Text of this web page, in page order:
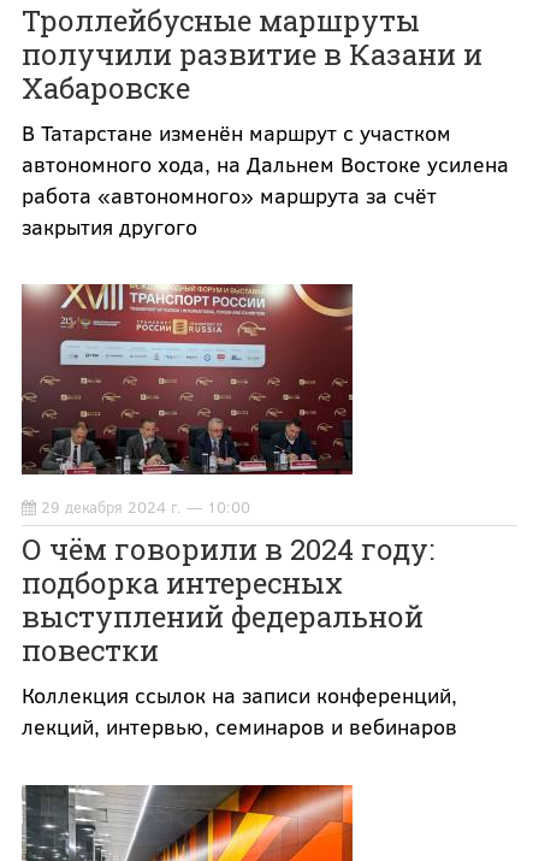
Троллейбусные маршруты
получили развитие в Казани и
Хабаровске
В Татарстане изменён маршрут с участком
автономного хода, на Дальнем Востоке усилена
работа «автономного» маршрута за счёт
закрытия другого
29 декабря 2024 г. — 10:00
О чём говорили в 2024 году:
подборка интересных
выступлений федеральной
повестки
Коллекция ссылок на записи конференций,
лекций, интервью, семинаров и вебинаров